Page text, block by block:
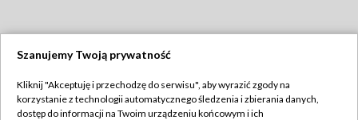
TVP
Szanujemy Twoją prywatność
Kliknij "Akceptuję i przechodzę do serwisu", aby wyrazić zgody na
korzystanie z technologii automatycznego śledzenia i zbierania danych,
dostęp do informacji na Twoim urządzeniu końcowym i ich